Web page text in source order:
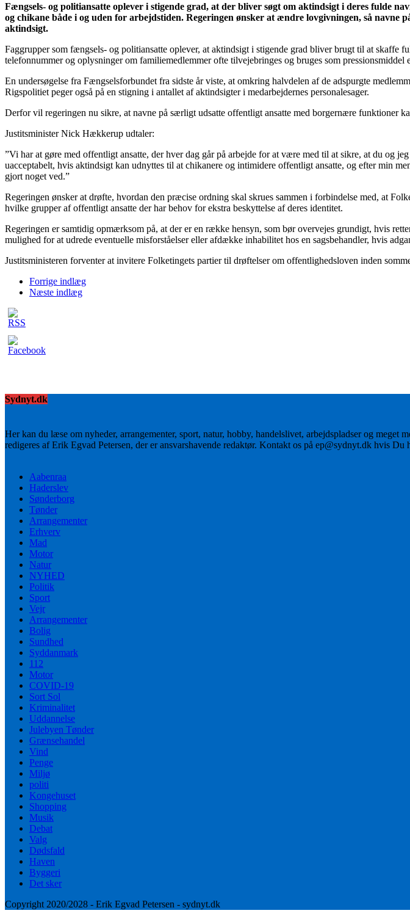
Fængsels- og politiansatte oplever i stigende grad, at der bliver søgt om aktindsigt i deres fulde
og chikane både i og uden for arbejdstiden. Regeringen ønsker at ændre lovgivningen, så
aktindsigt.
Faggrupper som fængsels- og politiansatte oplever, at aktindsigt i stigende grad bliver brugt til at skaffe
telefonnummer og oplysninger om familiemedlemmer ofte tilvejebringes og bruges som pressionsmiddel
En undersøgelse fra Fængselsforbundet fra sidste år viste, at omkring halvdelen af de adspurgte
Rigspolitiet peger også på en stigning i antallet af aktindsigter i medarbejdernes personalesager.
Derfor vil regeringen nu sikre, at navne på særligt udsatte offentligt ansatte med borgernære funktioner
Justitsminister Nick Hækkerup udtaler:
”Vi har at gøre med offentligt ansatte, der hver dag går på arbejde for at være med til at sikre, at du og
uacceptabelt, hvis aktindsigt kan udnyttes til at chikanere og intimidere offentligt ansatte, og efter min
gjort noget ved.”
Regeringen ønsker at drøfte, hvordan den præcise ordning skal skrues sammen i forbindelse med, at
hvilke grupper af offentligt ansatte der har behov for ekstra beskyttelse af deres identitet.
Regeringen er samtidig opmærksom på, at der er en række hensyn, som bør overvejes grundigt, hvis
mulighed for at udrede eventuelle misforståelser eller afdække inhabilitet hos en sagsbehandler, hvis
Justitsministeren forventer at invitere Folketingets partier til drøftelser om offentlighedsloven inden
Forrige indlæg
Næste indlæg
Sydnyt.dk
Her kan du læse om nyheder, arrangementer, sport, natur, hobby, handelslivet, arbejdspladser og
redigeres af Erik Egvad Petersen, der er ansvarshavende redaktør. Kontakt os på ep@sydnyt.dk hvis Du
Aabenraa
Haderslev
Sønderborg
Tønder
Arrangementer
Erhverv
Mad
Motor
Natur
NYHED
Politik
Sport
Vejr
Arrangementer
Bolig
Sundhed
Syddanmark
112
Motor
COVID-19
Sort Sol
Kriminalitet
Uddannelse
Julebyen Tønder
Grænsehandel
Vind
Penge
Miljø
politi
Kongehuset
Shopping
Musik
Debat
Valg
Dødsfald
Haven
Byggeri
Det sker
Copyright 2020/2028 - Erik Egvad Petersen - sydnyt.dk